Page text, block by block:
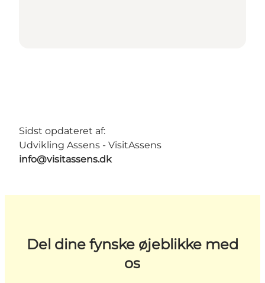
Sidst opdateret af:
Udvikling Assens - VisitAssens
info@visitassens.dk
Del dine fynske øjeblikke med
os